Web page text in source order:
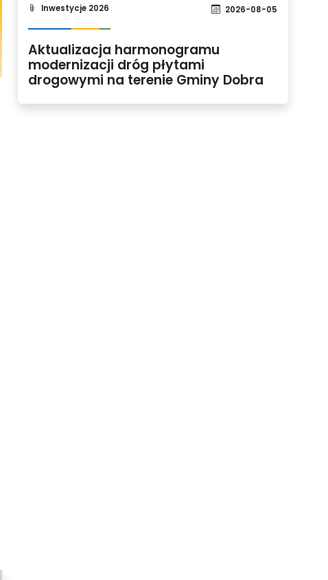
Inwestycje 2026 2026-08-05
Aktualizacja harmonogramu
modernizacji dróg płytami
drogowymi na terenie Gminy Dobra